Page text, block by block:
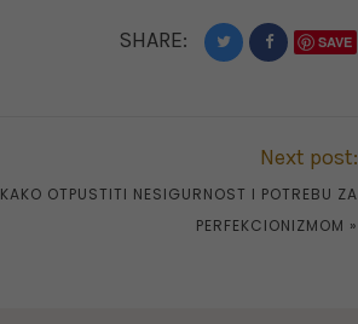
SHARE: SAVE
Next post:
KAKO OTPUSTITI NESIGURNOST I POTREBU ZA
PERFEKCIONIZMOM »